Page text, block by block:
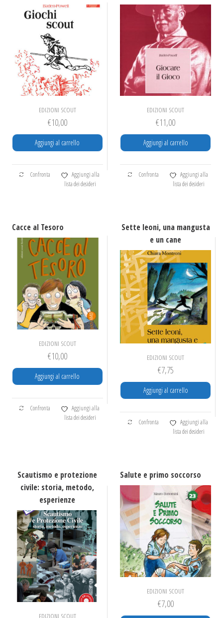
EDIZIONI SCOUT
€10,00
Aggiungi al carrello
Confronta
Aggiungi alla
lista dei desideri
EDIZIONI SCOUT
€11,00
Aggiungi al carrello
Confronta
Aggiungi alla
lista dei desideri
Cacce al Tesoro
EDIZIONI SCOUT
€10,00
Aggiungi al carrello
Confronta
Aggiungi alla
lista dei desideri
Sette leoni, una mangusta
e un cane
EDIZIONI SCOUT
€7,75
Aggiungi al carrello
Confronta
Aggiungi alla
lista dei desideri
Scautismo e protezione
civile: storia, metodo,
esperienze
EDIZIONI SCOUT
Salute e primo soccorso
EDIZIONI SCOUT
€7,00